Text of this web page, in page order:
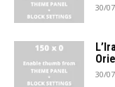
30/
30/